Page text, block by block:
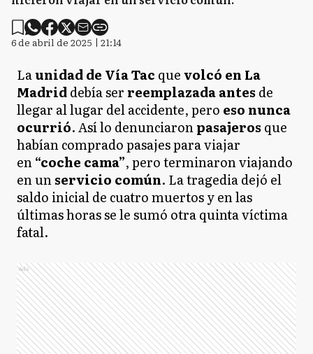
6 de abril de 2025 | 21:14
Launidad de Vía Tac quevolcó en La
Madriddebía ser reemplazada antesde
llegar al lugar del accidente, pero eso nunca
ocurrió. Así lo denunciaronpasajerosque
habían comprado pasajes para viajar
en“coche cama”, pero terminaron viajando
en unservicio común. La tragedia dejó el
saldo inicial de cuatro muertos y en las
últimas horas se le sumó otra quinta víctima
fatal.
Ads